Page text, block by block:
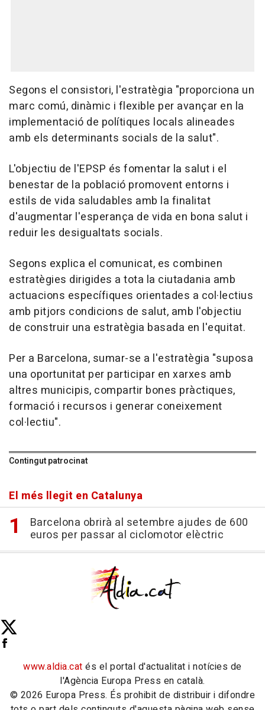
Segons el consistori, l'estratègia "proporciona un
marc comú, dinàmic i flexible per avançar en la
implementació de polítiques locals alineades
amb els determinants socials de la salut".
L'objectiu de l'EPSP és fomentar la salut i el
benestar de la població promovent entorns i
estils de vida saludables amb la finalitat
d'augmentar l'esperança de vida en bona salut i
reduir les desigualtats socials.
Segons explica el comunicat, es combinen
estratègies dirigides a tota la ciutadania amb
actuacions específiques orientades a col·lectius
amb pitjors condicions de salut, amb l'objectiu
de construir una estratègia basada en l'equitat.
Per a Barcelona, sumar-se a l'estratègia "suposa
una oportunitat per participar en xarxes amb
altres municipis, compartir bones pràctiques,
formació i recursos i generar coneixement
col·lectiu".
Contingut patrocinat
El més llegit en Catalunya
Barcelona obrirà al setembre ajudes de 600
euros per passar al ciclomotor elèctric
www.aldia.cat és el portal d'actualitat i notícies de
l'Agència Europa Press en català.
© 2026 Europa Press. És prohibit de distribuir i difondre